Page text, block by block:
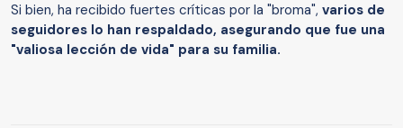
Si bien, ha recibido fuertes críticas por la "broma", varios de
seguidores lo han respaldado, asegurando que fue una
"valiosa lección de vida" para su familia.